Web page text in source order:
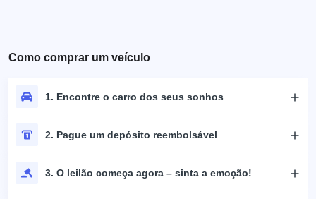
Como comprar um veículo
1. Encontre o carro dos seus sonhos
2. Pague um depósito reembolsável
3. O leilão começa agora – sinta a emoção!